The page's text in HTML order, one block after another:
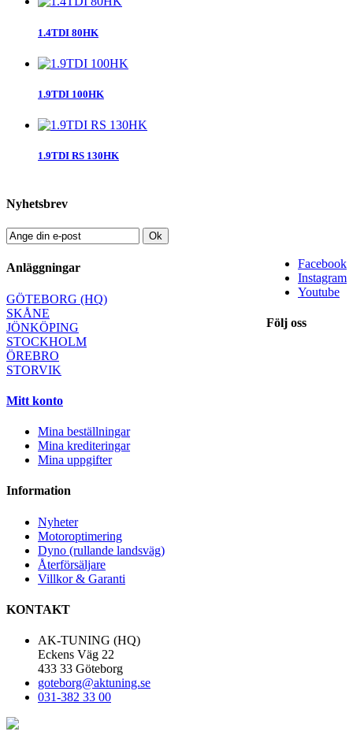
1.4TDI 80HK
1.9TDI 100HK
1.9TDI RS 130HK
Nyhetsbrev
Ok
Facebook
Instagram
Youtube
Följ oss
Anläggningar
GÖTEBORG (HQ)
SKÅNE
JÖNKÖPING
STOCKHOLM
ÖREBRO
STORVIK
Mitt konto
Mina beställningar
Mina krediteringar
Mina uppgifter
Information
Nyheter
Motoroptimering
Dyno (rullande landsväg)
Återförsäljare
Villkor & Garanti
KONTAKT
AK-TUNING (HQ)
Eckens Väg 22
433 33 Göteborg
goteborg@aktuning.se
031-382 33 00